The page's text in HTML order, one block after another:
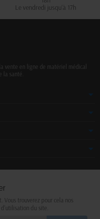
Le vendredi jusqu'à 17h
vente en ligne de matériel médical
la santé.
Vous trouverez pour cela nos
du site.